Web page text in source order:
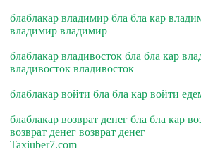
блаблакар владимир бла бла кар
владимир владимир
блаблакар владивосток бла бла кар
владивосток владивосток
блаблакар войти бла бла кар войти
блаблакар возврат денег бла бла кар
возврат денег возврат денег
Taxiuber7.com